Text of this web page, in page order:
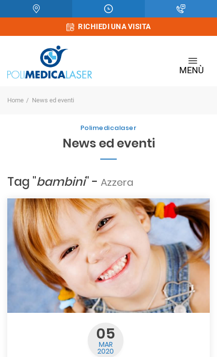
RICHIEDI UNA VISITA
MENÙ
Home News ed eventi
Polimedicalaser
News ed eventi
Tag "bambini" - Azzera
05
MAR
2020